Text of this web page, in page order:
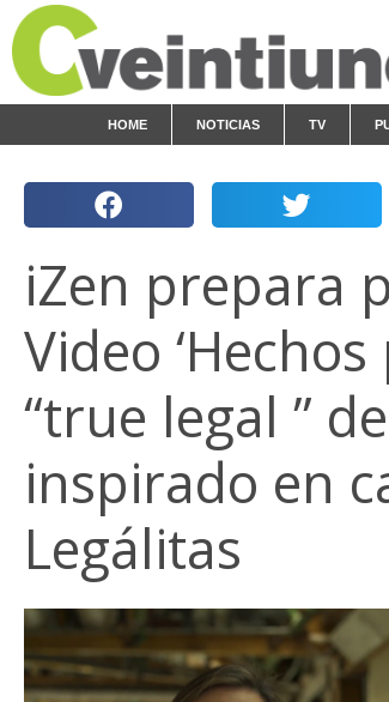
HOME NOTICIAS TV
iZen prepara
Video
“true legal ”
inspirado en
Legálitas